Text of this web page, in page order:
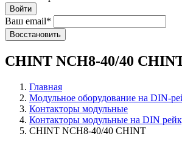
Войти
Ваш email*
Воcстановить
CHINT NCH8-40/40
Главная
Модульное оборудование на DIN-
Контакторы модульные
Контакторы модульные на DIN
CHINT NCH8-40/40 CHINT